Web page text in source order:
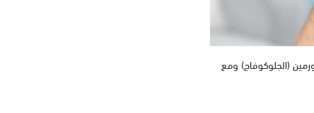
(الجلوكوفاج) ومع